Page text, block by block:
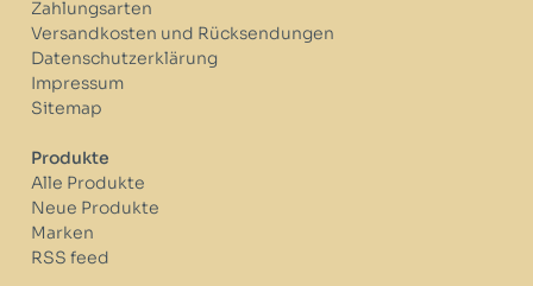
Zahlungsarten
Versandkosten und Rücksendungen
Datenschutzerklärung
Impressum
Sitemap
Produkte
Alle Produkte
Neue Produkte
Marken
RSS feed